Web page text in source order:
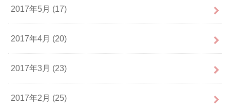
2017年5月 (17)
2017年4月 (20)
2017年3月 (23)
2017年2月 (25)